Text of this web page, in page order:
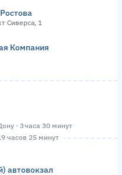
Сиверса, 1
Компания
· 3 часа 30 минут
часов 25 минут
автовокзал